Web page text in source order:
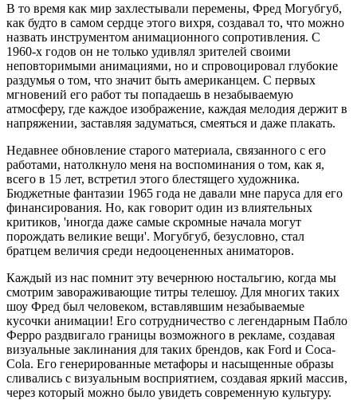
В то время как мир захлестывали перемены, Фред Могубгуб,
как будто в самом сердце этого вихря, создавал то, что можно
назвать инструментом анимационного сопротивления. С
1960-х годов он не только удивлял зрителей своими
неповторимыми анимациями, но и спровоцировал глубокие
раздумья о том, что значит быть американцем. С первых
мгновений его работ ты попадаешь в незабываемую
атмосферу, где каждое изображение, каждая мелодия держит в
напряжении, заставляя задуматься, смеяться и даже плакать.
Недавнее обновление старого материала, связанного с его
работами, натолкнуло меня на воспоминания о том, как я,
всего в 15 лет, встретил этого блестящего художника.
Бюджетные фантазии 1965 года не давали мне паруса для его
финансирования. Но, как говорит один из влиятельных
критиков, 'иногда даже самые скромные начала могут
порождать великие вещи'. Могубгуб, безусловно, стал
братцем величия среди недооцененных аниматоров.
Каждый из нас помнит эту вечернюю ностальгию, когда мы
смотрим завораживающие титры телешоу. Для многих таких
шоу Фред был человеком, вставлявшим незабываемые
кусочки анимации! Его сотрудничество с легендарным Пабло
Ферро раздвигало границы возможного в рекламе, создавая
визуальные заклинания для таких брендов, как Ford и Coca-
Cola. Его генерированные метафоры и насыщенные образы
сливались с визуальным восприятием, создавая яркий массив,
через который можно было увидеть современную культуру.